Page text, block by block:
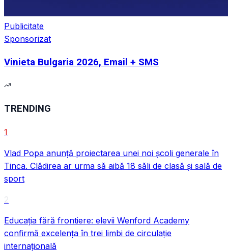
Publicitate
Sponsorizat
Vinieta Bulgaria 2026, Email + SMS
TRENDING
1
Vlad Popa anunță proiectarea unei noi școli generale în
Tinca. Clădirea ar urma să aibă 18 săli de clasă și sală de
sport
2
Educația fără frontiere: elevii Wenford Academy
confirmă excelența în trei limbi de circulație
internațională